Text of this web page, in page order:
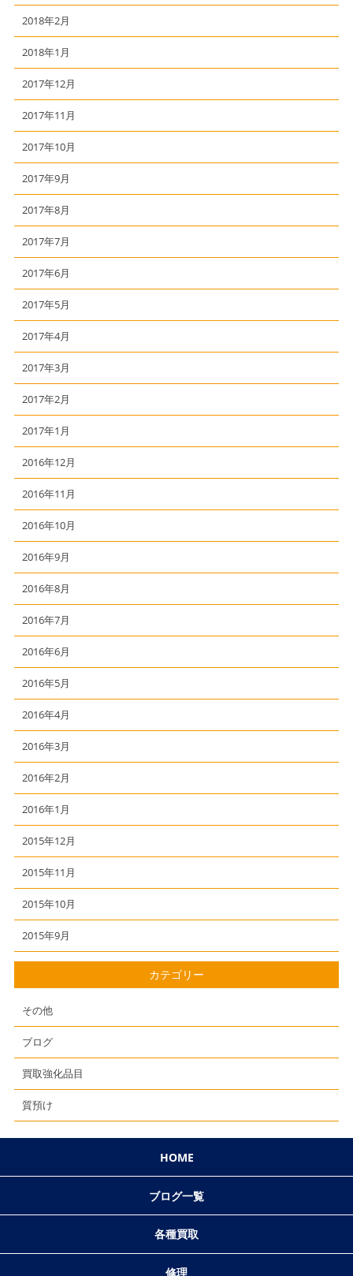
2018年2月
2018年1月
2017年12月
2017年11月
2017年10月
2017年9月
2017年8月
2017年7月
2017年6月
2017年5月
2017年4月
2017年3月
2017年2月
2017年1月
2016年12月
2016年11月
2016年10月
2016年9月
2016年8月
2016年7月
2016年6月
2016年5月
2016年4月
2016年3月
2016年2月
2016年1月
2015年12月
2015年11月
2015年10月
2015年9月
カテゴリー
その他
ブログ
買取強化品目
質預け
HOME
ブログ一覧
各種買取
修理